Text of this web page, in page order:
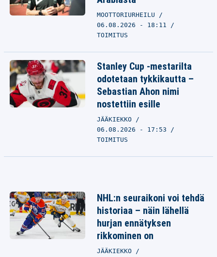
MOOTTORIURHEILU
06.08.2026 - 18:11
TOIMITUS
Stanley Cup -mestarilta
odotetaan tykkikautta –
Sebastian Ahon nimi
nostettiin esille
JÄÄKIEKKO
06.08.2026 - 17:53
TOIMITUS
NHL:n seuraikoni voi tehdä
historiaa – näin lähellä
hurjan ennätyksen
rikkominen on
JÄÄKIEKKO